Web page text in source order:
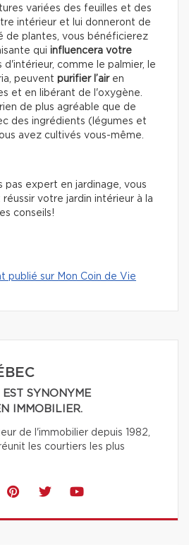
variées des feuilles et des
intérieur et lui donneront de
de plantes, vous bénéficierez
qui influencera votre
d'intérieur, comme le palmier, le
peuvent purifier l’airen
et en libérant de l'oxygène.
de plus agréable que de
des ingrédients (légumes et
avez cultivés vous-même.
pas expert en jardinage, vous
votre jardin intérieur à la
conseils!
publié sur Mon Coin de Vie
SYNONYME
IMMOBILIER.
de l'immobilier depuis 1982,
les courtiers les plus